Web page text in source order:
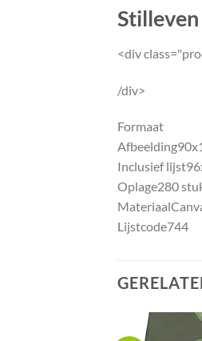
<div
/div>
Formaat
Afbeelding
Inclusief lijst
Oplage280
Materiaal
Lijstcode744